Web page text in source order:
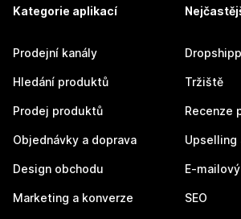
Kategorie aplikací
Prodejní kanály
Hledání produktů
Prodej produktů
Objednávky a doprava
Design obchodu
Marketing a konverze
Tržiště
Recenze
Upselling
E-
SEO